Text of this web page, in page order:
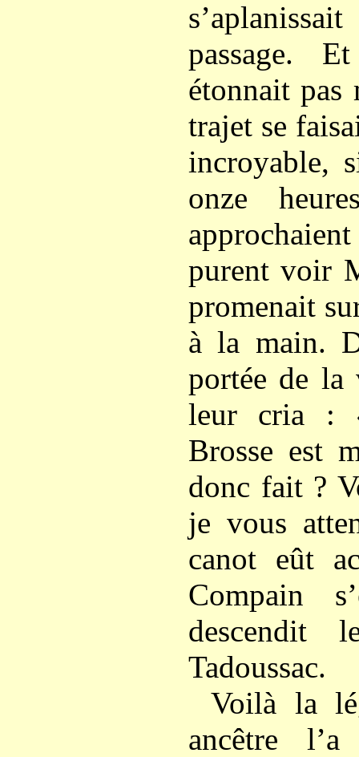
passage.
étonnait pas
trajet se
incroyable,
onze
purent voir
promenait
à la main.
portée de
leur cria :
Brosse est
donc fait ?
je vous
canot eût
Compain
descendit
Tadoussac.
Voilà la
ancêtre